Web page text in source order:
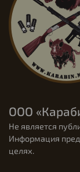
ООО
Не является
Информация
целях.